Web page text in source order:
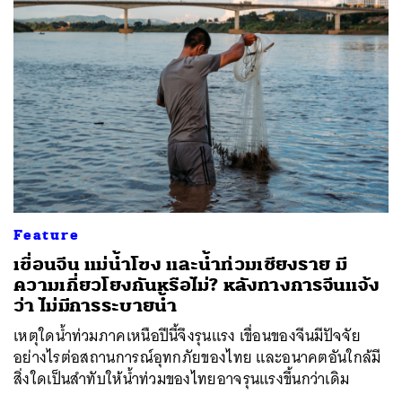
Feature
เขื่อนจีน แม่น้ำโขง และน้ำท่วมเชียงราย มี
ความเกี่ยวโยงกันหรือไม่? หลังทางการจีนแจ้ง
ว่า ไม่มีการระบายน้ำ
เหตุใดน้ำท่วมภาคเหนือปีนี้จึงรุนแรง เขื่อนของจีนมีปัจจัย
อย่างไรต่อสถานการณ์อุทกภัยของไทย และอนาคตอันใกล้มี
สิ่งใดเป็นสำทับให้น้ำท่วมของไทยอาจรุนแรงขึ้นกว่าเดิม